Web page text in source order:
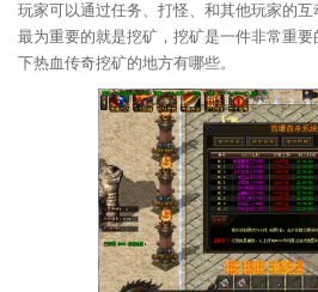
玩家可以通过任务、打怪、和其他玩家的
最为重要的就是挖矿，挖矿是一件非常重
下热血传奇挖矿的地方有哪些。